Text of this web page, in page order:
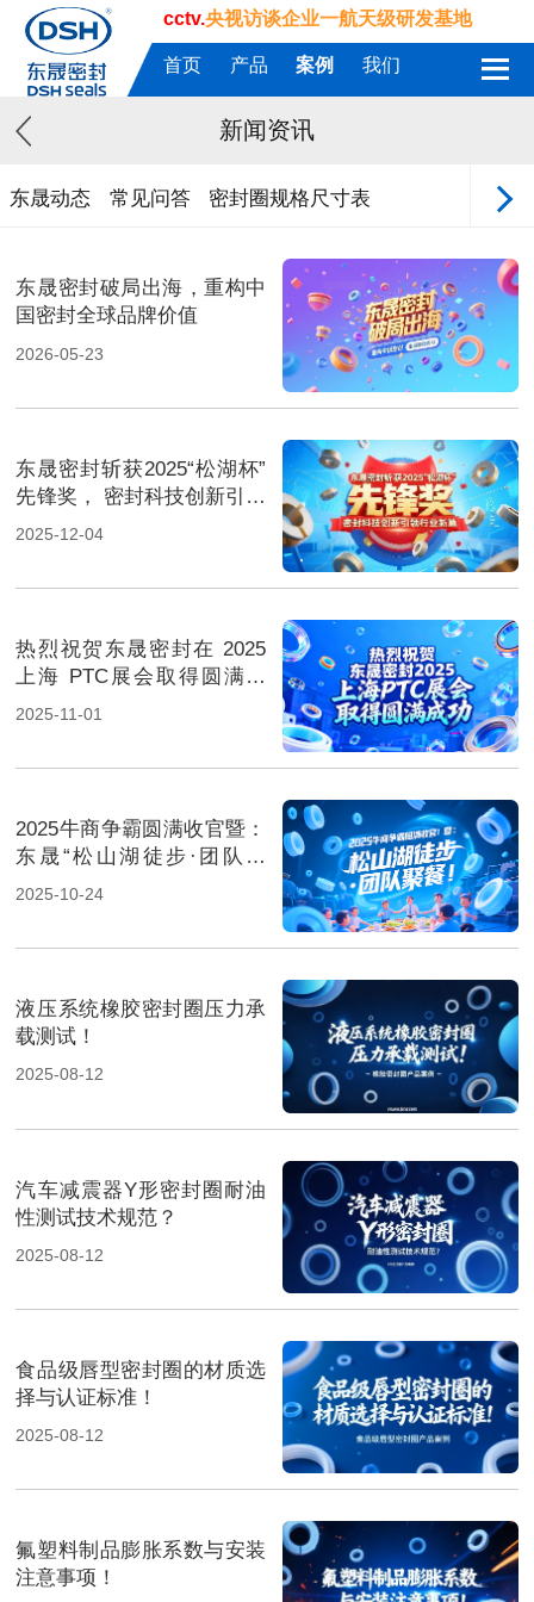
cctv.央视访谈企业一航天级研发基地
首页 产品 案例 我们
新闻资讯
东晟动态 常见问答 密封圈规格尺寸表
东晟密封破局出海，重构中
国密封全球品牌价值
2026-05-23
东晟密封斩获2025“松湖杯”
先锋奖， 密封科技创新引领
行业新篇！
2025-12-04
热烈祝贺东晟密封在 2025
上海 PTC展会取得圆满成
功！
2025-11-01
2025牛商争霸圆满收官暨：
东晟“松山湖徒步·团队聚
餐”！
2025-10-24
液压系统橡胶密封圈压力承
载测试！
2025-08-12
汽车减震器Y形密封圈耐油
性测试技术规范？
2025-08-12
食品级唇型密封圈的材质选
择与认证标准！
2025-08-12
氟塑料制品膨胀系数与安装
注意事项！